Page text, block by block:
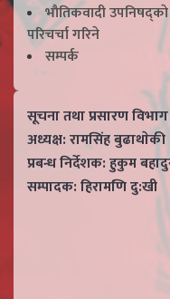
भाैतिकवादी उपनिषद्काे
परिचर्चा गरिने
सम्पर्क
सूचना तथा प्रसारण
अध्यक्ष: रामसिंह बुढाथाेकी
प्रबन्ध निर्देशक: हुकुम
सम्पादक: हिरामणि दु:खी